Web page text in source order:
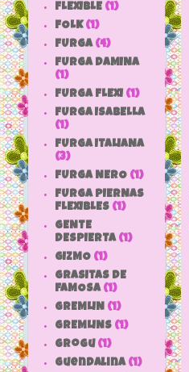
FLEXIBLE (1)
FOLK (1)
FURGA (4)
FURGA DAMINA
(1)
FURGA FLEXI (1)
FURGA ISABELLA
(1)
FURGA ITALIANA
(3)
FURGA NERO (1)
FURGA PIERNAS
FLEXIBLES (1)
GENTE
DESPIERTA (1)
GIZMO (1)
GRASITAS DE
FAMOSA (1)
GREMLIN (1)
GREMLINS (1)
grogu (1)
Guendalina (1)